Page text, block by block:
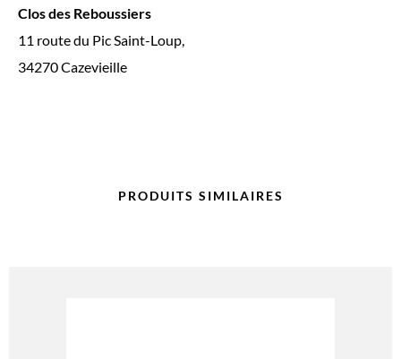
Clos des Reboussiers
11 route du Pic Saint-Loup,
34270 Cazevieille
PRODUITS SIMILAIRES